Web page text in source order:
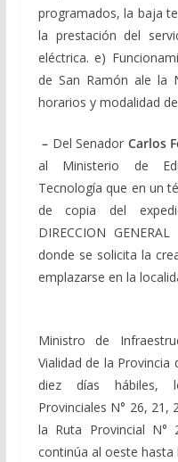
programados, la baja
la prestación del
eléctrica. e)
de San Ramón ale la
horarios y modalidad
– Del Senador Carlos
al Ministerio de
Tecnología que en un
de copia del
DIRECCION
donde se solicita la
emplazarse en la
Ministro de
Vialidad de la
diez días hábiles,
Provinciales N° 26, 21,
la Ruta Provincial N°
continúa al oeste